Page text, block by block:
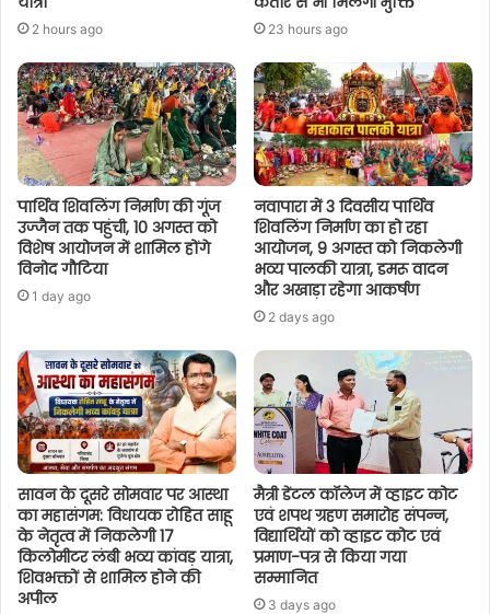
2 hours ago 23 hours ago
पार्थिव शिवलिंग निर्माण की गूंज
उज्जैन तक पहुंची, 10 अगस्त को
विशेष आयोजन में शामिल होंगे
विनोद गौटिया
1 day ago
नवापारा में 3 दिवसीय पार्थिव
शिवलिंग निर्माण का हो रहा
आयोजन, 9 अगस्त को निकलेगी
भव्य पालकी यात्रा, डमरू वादन
और अखाड़ा रहेगा आकर्षण
2 days ago
सावन के दूसरे सोमवार पर आस्था
का महासंगम: विधायक रोहित साहू
के नेतृत्व में निकलेगी 17
किलोमीटर लंबी भव्य कांवड़ यात्रा,
शिवभक्तों से शामिल होने की
अपील
मैत्री डेंटल कॉलेज में व्हाइट कोट
एवं शपथ ग्रहण समारोह संपन्न,
विद्यार्थियों को व्हाइट कोट एवं
प्रमाण-पत्र से किया गया
सम्मानित
3 days ago